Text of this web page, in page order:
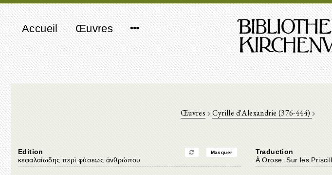
Accueil Œuvres
Œuvres Cyrille d'Alexandrie (376-444)
Edition Masquer
κεφαλαίωδης περὶ φύσεως ἀνθρώπου
Traduction
À Orose. Sur les